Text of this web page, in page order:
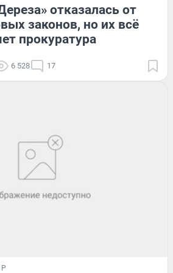
отказалась от
законов, но их всё
прокуратура
6 528 17